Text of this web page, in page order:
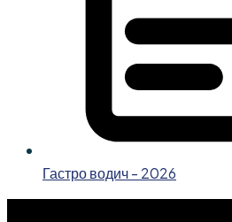
Гастро водич - 2026